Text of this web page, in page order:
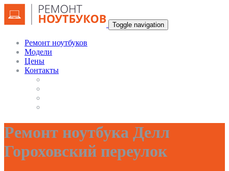
Toggle navigation
Ремонт ноутбуков
Модели
Цены
Контакты
Ремонт ноутбука Делл
Гороховский переулок